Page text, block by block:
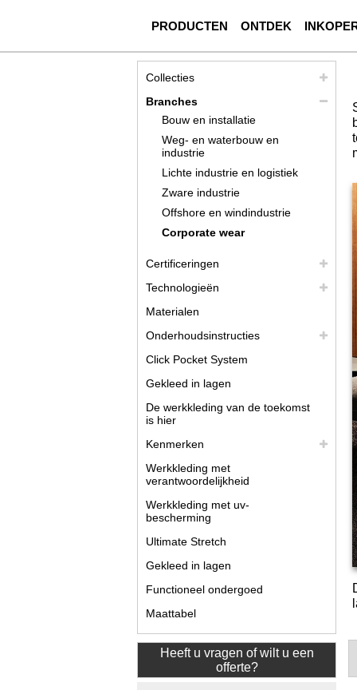
PRODUCTEN ONTDEK
Collecties
Branches
Bouw en installatie
Weg- en waterbouw en
industrie
Lichte industrie en logistiek
Zware industrie
Offshore en windindustrie
Corporate wear
Certificeringen
Technologieën
Materialen
Onderhoudsinstructies
Click Pocket System
Gekleed in lagen
De werkkleding van de toekomst
is hier
Kenmerken
Werkkleding met
verantwoordelijkheid
Werkkleding met uv-
bescherming
Ultimate Stretch
Gekleed in lagen
Functioneel ondergoed
Maattabel
Heeft u vragen of wilt u een
offerte?